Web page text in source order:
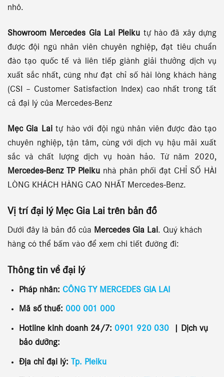
nhỏ.
Showroom Mercedes Gia Lai Pleiku tự hào đã xây dựng
được đội ngũ nhân viên chuyên nghiệp, đạt tiêu chuẩn
đào tạo quốc tế và liên tiếp giành giải thưởng dịch vụ
xuất sắc nhất, cũng như đạt chỉ số hài lòng khách hàng
(CSI – Customer Satisfaction Index) cao nhất trong tất
cả đại lý của Mercedes-Benz
Mẹc Gia Laitự hào với đội ngũ nhân viên được đào tạo
chuyên nghiệp, tận tâm, cùng với dịch vụ hậu mãi xuất
sắc và chất lượng dịch vụ hoàn hảo. Từ năm 2020,
Mercedes-Benz TP Pleiku nhà phân phối đạt CHỈ SỐ HÀI
LÒNG KHÁCH HÀNG CAO NHẤT Mercedes-Benz.
Vị trí đại lý Mẹc Gia Lai trên bản đồ
Dưới đây là bản đồ của Mercedes Gia Lai. Quý khách
hàng có thể bấm vào để xem chi tiết đường đi:
Thông tin về đại lý
Pháp nhân: CÔNG TY MERCEDES GIA LAI
Mã số thuế: 000 001 000
Hotline kinh doanh 24/7: 0901 920 030
Dịch vụ
bảo dưỡng:
Địa chỉ đại lý: Tp. Pleiku